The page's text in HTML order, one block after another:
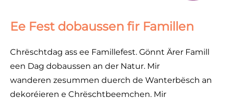
Ee Fest dobaussen fir Famillen
Chrëschtdag ass ee Famillefest. Gönnt Ärer Famill
een Dag dobaussen an der Natur. Mir
wanderen zesummen duerch de Wanterbësch an
dekoréieren e Chrëschtbeemchen. Mir